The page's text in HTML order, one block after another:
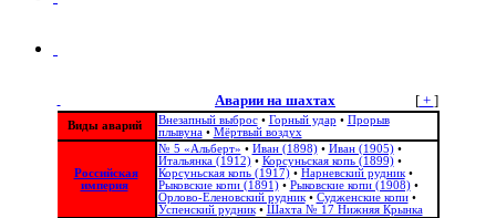
[+ ]
Аварии на шахтах
Виды аварий Внезапный выброс• Горный удар • Прорыв
плывуна• Мёртвый воздух
Российская
империя
№ 5 «Альберт» • Иван (1898)• Иван (1905)•
Итальянка (1912)• Корсуньская копь (1899)•
Корсуньская копь (1917)• Нарневский рудник•
Рыковские копи (1891)• Рыковские копи (1908)•
Орлово-Еленовский рудник• Судженские копи•
Успенский рудник• Шахта № 17 Нижняя Крынка